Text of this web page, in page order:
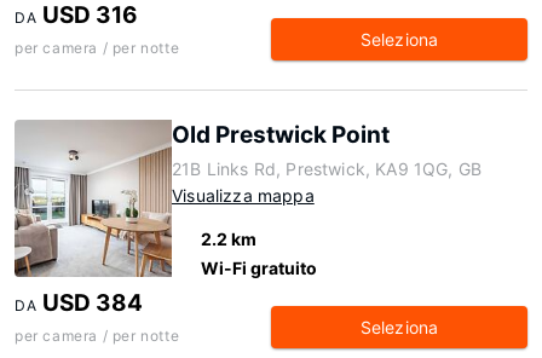
DA USD 316
per camera / per notte Seleziona
Old Prestwick Point
21B Links Rd, Prestwick, KA9 1QG, GB
Visualizza mappa
2.2 km
Wi-Fi gratuito
DA USD 384
per camera / per notte Seleziona